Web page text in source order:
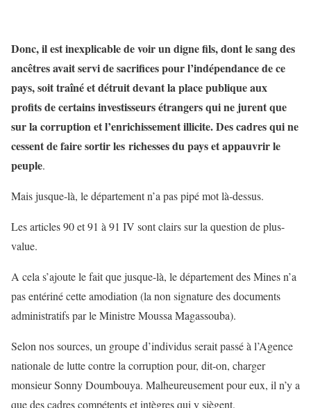
Donc, il est inexplicable de voir un digne fils, dont le sang des
ancêtres avait servi de sacrifices pour l’indépendance de ce
pays, soit traîné et détruit devant la place publique aux
profits de certains investisseurs étrangers qui ne jurent que
sur la corruption et l’enrichissement illicite. Des cadres qui ne
cessent de faire sortir les richesses du pays et appauvrir le
peuple.
Mais jusque-là, le département n’a pas pipé mot là-dessus.
Les articles 90 et 91 à 91 IV sont clairs sur la question de plus-
value.
A cela s’ajoute le fait que jusque-là, le département des Mines n’a
pas entériné cette amodiation (la non signature des documents
administratifs par le Ministre Moussa Magassouba).
Selon nos sources, un groupe d’individus serait passé à l’Agence
nationale de lutte contre la corruption pour, dit-on, charger
monsieur Sonny Doumbouya. Malheureusement pour eux, il n’y a
que des cadres compétents et intègres qui y siègent.